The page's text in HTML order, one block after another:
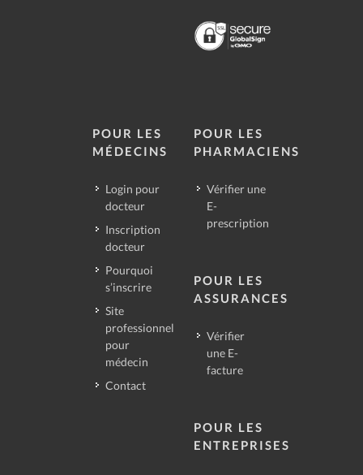
POUR LES
MÉDECINS
Login pour
docteur
Inscription
docteur
Pourquoi
s’inscrire
Site
professionnel
pour
médecin
Contact
POUR LES
PHARMACIENS
Vérifier une
E-
prescription
POUR LES
ASSURANCES
Vérifier
une E-
facture
POUR LES
ENTREPRISES